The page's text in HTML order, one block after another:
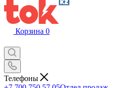
Корзина 0
Телефоны